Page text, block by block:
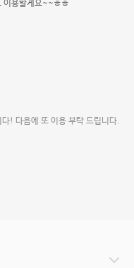
이용할게요~~ㅎㅎ
! 다음에 또 이용 부탁 드립니다.